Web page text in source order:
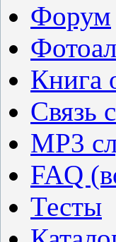
Форум
Книга
Связь
MP3
FAQ
Тесты